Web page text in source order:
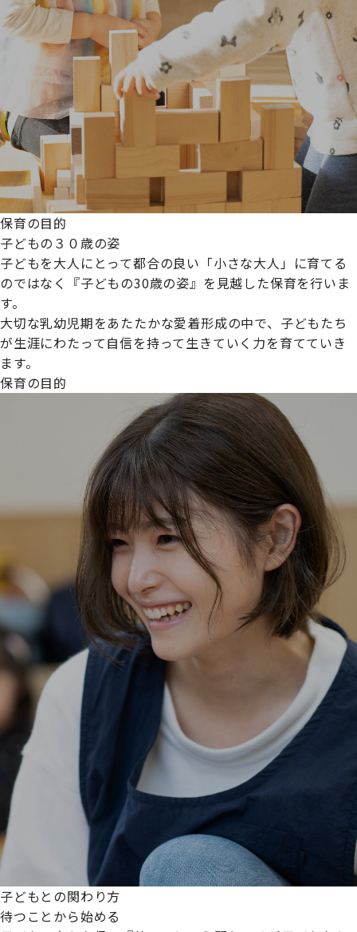
プライムスターほいくえんグループは女性が安心して働き
続けられる環境づくりに取り組んでおり、厚生労働省の
【えるぼし認定(☆☆)】
保育の目的
子どもの３０歳の姿
子どもを大人にとって都合の良い「小さな大人」に育てる
のではなく『子どもの30歳の姿』を見越した保育を行いま
す。
大切な乳幼児期をあたたかな愛着形成の中で、子どもたち
が生涯にわたって自信を持って生きていく力を育てていき
ます。
保育の目的
子どもとの関わり方
待つことから始める